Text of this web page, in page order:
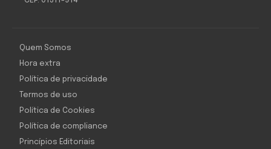
Quem Somos
Hora extra
Política de privacidade
Termos de uso
Política de Cookies
Política de compliance
Princípios Editoriais